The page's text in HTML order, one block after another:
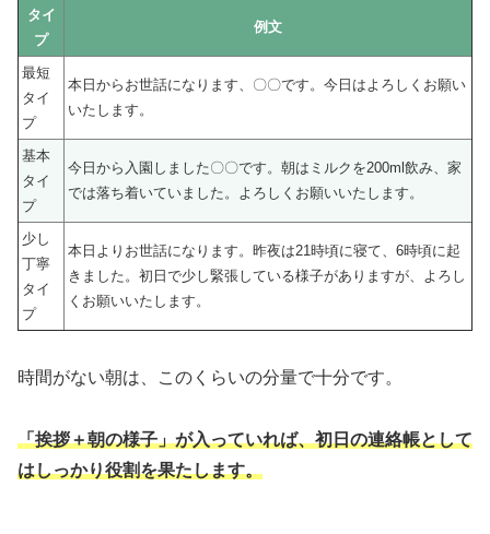
タイ
プ
例文
最短
タイ
プ
本日からお世話になります、〇〇です。今日はよろしくお願い
いたします。
基本
タイ
プ
今日から入園しました〇〇です。朝はミルクを200ml飲み、家
では落ち着いていました。よろしくお願いいたします。
少し
丁寧
タイ
プ
本日よりお世話になります。昨夜は21時頃に寝て、6時頃に起
きました。初日で少し緊張している様子がありますが、よろし
くお願いいたします。
時間がない朝は、このくらいの分量で十分です。
「挨拶＋朝の様子」が入っていれば、初日の連絡帳として
はしっかり役割を果たします。